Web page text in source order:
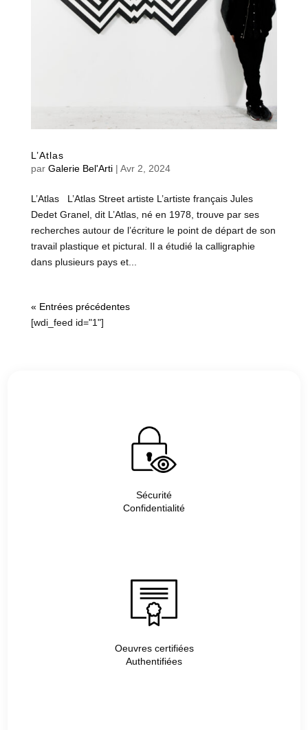
L’Atlas
par Galerie Bel'Arti| Avr 2, 2024
L’Atlas L’Atlas Street artiste L’artiste français Jules
Dedet Granel, dit L’Atlas, né en 1978, trouve par ses
recherches autour de l’écriture le point de départ de son
travail plastique et pictural. Il a étudié la calligraphie
dans plusieurs pays et...
« Entrées précédentes
[wdi_feed id="1"]
Sécurité
Confidentialité
Oeuvres certifiées
Authentifiées